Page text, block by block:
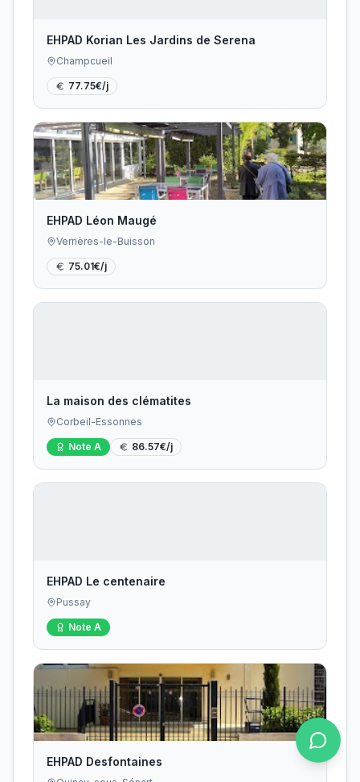
EHPAD Korian Les Jardins de Serena
Champcueil
77.75€/j
EHPAD Léon Maugé
Verrières-le-Buisson
75.01€/j
La maison des clématites
Corbeil-Essonnes
Note A 86.57€/j
EHPAD Le centenaire
Pussay
Note A
EHPAD Desfontaines